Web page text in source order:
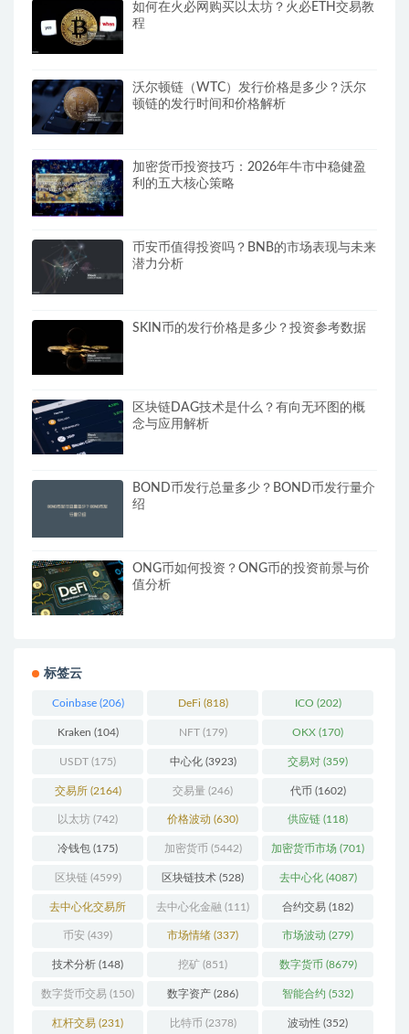
如何在火必网购买以太坊？火必ETH交易教
程
沃尔顿链（WTC）发行价格是多少？沃尔
顿链的发行时间和价格解析
加密货币投资技巧：2026年牛市中稳健盈
利的五大核心策略
币安币值得投资吗？BNB的市场表现与未来
潜力分析
SKIN币的发行价格是多少？投资参考数据
区块链DAG技术是什么？有向无环图的概
念与应用解析
BOND币发行总量多少？BOND币发行量介
绍
ONG币如何投资？ONG币的投资前景与价
值分析
标签云
Coinbase(206) DeFi (818) ICO (202)
Kraken (104) NFT(179) OKX (170)
USDT (175) 中心化(3923) 交易对 (359)
交易所(2164) 交易量 (246) 代币 (1602)
以太坊 (742) 价格波动 (630) 供应链 (118)
冷钱包 (175) 加密货币 (5442) 加密货币市场 (701)
区块链(4599) 区块链技术 (528) 去中心化(4087)
去中心化交易所
(196)
去中心化金融 (111) 合约交易 (182)
币安 (439) 市场情绪 (337) 市场波动 (279)
技术分析 (148) 挖矿 (851) 数字货币 (8679)
数字货币交易 (150) 数字资产 (286) 智能合约 (532)
杠杆交易 (231) 比特币 (2378) 波动性 (352)